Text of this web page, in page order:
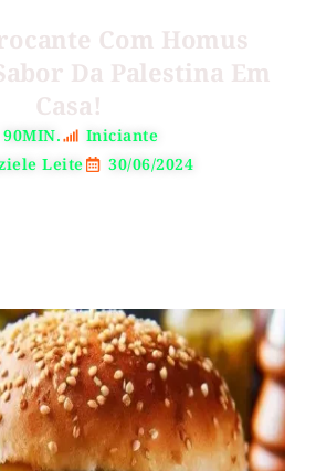
Com Homus
Da Palestina Em
Casa!
90MIN.
Iniciante
Leite
30/06/2024